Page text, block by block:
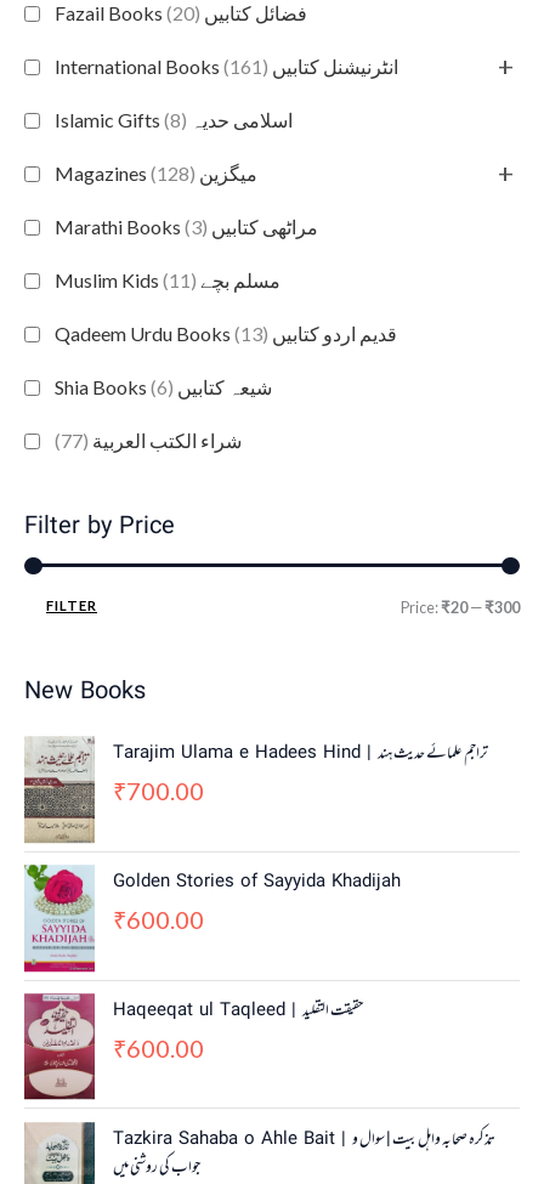
Fazail Books فضائل کتابیں (20)
International Books انٹرنیشنل کتابیں (161) +
Islamic Gifts اسلامی حدیہ (8)
Magazines میگزین (128) +
Marathi Books مراٹھی کتابیں (3)
Muslim Kids مسلم بچے (11)
Qadeem Urdu Books قدیم اردو کتابیں (13)
Shia Books شیعہ کتابیں (6)
شراء الكتب العربية (77)
Filter by Price
FILTER Price:₹20—₹300
New Books
Tarajim Ulama e Hadees Hind | تراجم علمائے حديث ہند
₹700.00
Golden Stories of Sayyida Khadijah
₹600.00
Haqeeqat ul Taqleed | حقیقت التقلید
₹600.00
Tazkira Sahaba o Ahle Bait | تذکرہ صحابہ واہل بیت | سوال و
جواب کی روشنی میں